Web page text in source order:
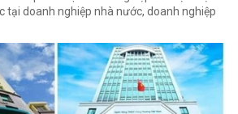
tại doanh nghiệp nhà nước, doanh nghiệp